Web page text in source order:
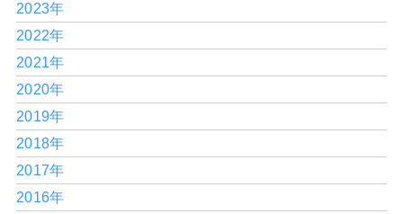
2023年
2022年
2021年
2020年
2019年
2018年
2017年
2016年